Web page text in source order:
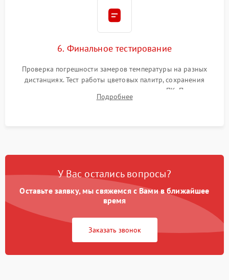
6. Финальное тестирование
Проверка погрешности замеров температуры на разных
дистанциях. Тест работы цветовых палитр, сохранения
термограмм в память и передачи данных на ПК. Проверка
автономности работы и итоговый контроль качества.
Подробнее
У Вас остались вопросы?
Оставьте заявку, мы свяжемся с Вами в ближайшее
время
Заказать звонок